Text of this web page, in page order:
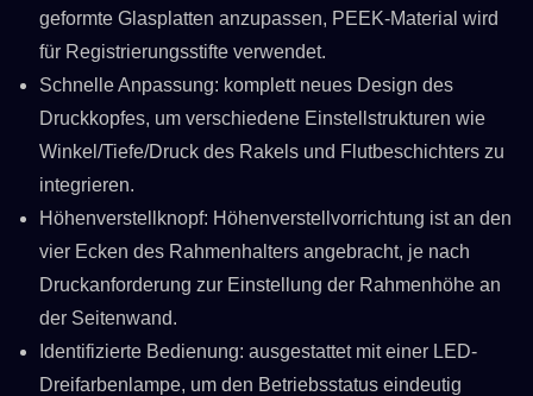
geformte Glasplatten anzupassen, PEEK-Material wird
für Registrierungsstifte verwendet.
Schnelle Anpassung: komplett neues Design des
Druckkopfes, um verschiedene Einstellstrukturen wie
Winkel/Tiefe/Druck des Rakels und Flutbeschichters zu
integrieren.
Höhenverstellknopf: Höhenverstellvorrichtung ist an den
vier Ecken des Rahmenhalters angebracht, je nach
Druckanforderung zur Einstellung der Rahmenhöhe an
der Seitenwand.
Identifizierte Bedienung: ausgestattet mit einer LED-
Dreifarbenlampe, um den Betriebsstatus eindeutig